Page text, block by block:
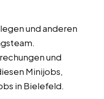
und anderen
und
Minijobs,
in Bielefeld.